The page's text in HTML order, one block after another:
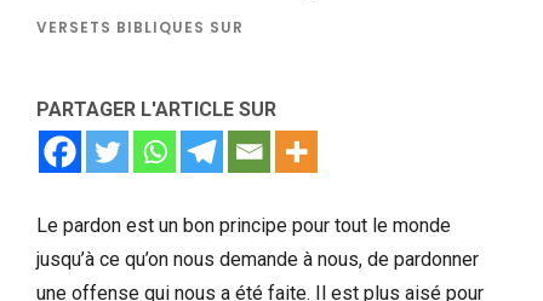
VERSETS BIBLIQUES SUR
PARTAGER L'ARTICLE SUR
Le pardon est un bon principe pour tout le monde
jusqu’à ce qu’on nous demande à nous, de pardonner
une offense qui nous a été faite. Il est plus aisé pour